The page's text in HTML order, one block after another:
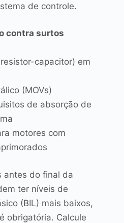
de controle.
contra surtos
capacitor) em
(MOVs)
de absorção de
motores com
antes do final da
ter níveis de
(BIL) mais baixos,
obrigatória. Calcule